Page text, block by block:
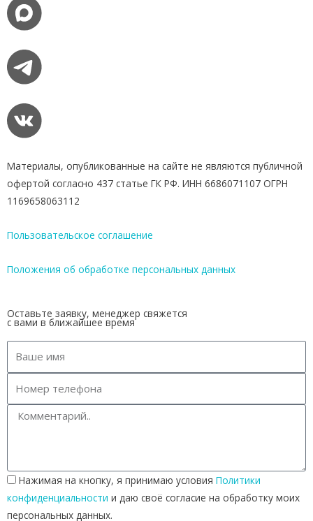
Материалы, опубликованные на сайте не являются публичной
офертой согласно 437 статье ГК РФ. ИНН 6686071107 ОГРН
1169658063112
Пользовательское соглашение
Положения об обработке персональных данных
Оставьте заявку, менеджер свяжется
с вами в ближайшее время
Нажимая на кнопку, я принимаю условия Политики
конфиденциальности и даю своё согласие на обработку моих
персональных данных.